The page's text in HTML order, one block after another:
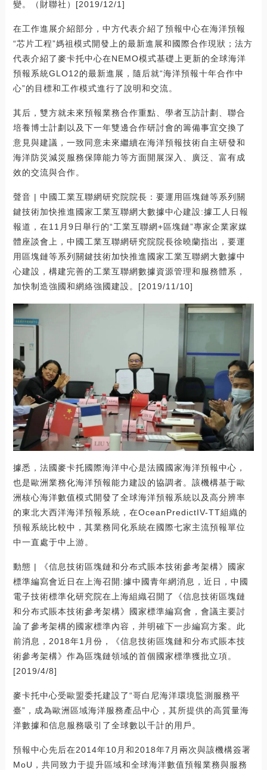
變。（財聯社）[2019/12/1]
在工作進展介紹部分，中方代表介紹了預報中心在海洋預報
“芯片工程”媽祖模式開發上的最新進展和國際合作現狀；法方
代表介紹了麥卡托中心在NEMO模式基礎上更新的全球海洋
預報系統GLO12的最新進展，隨后就“海洋預報十年合作中
心”的目標和工作模式進行了說明和交流。
其后，雙方就未來預報業務合作重點、學者互訪計劃、聯合
培養博士計劃以及下一年雙邊合作研討會的籌備事宜交換了
意見與建議，一致同意未來繼續在海洋預報技術自主研發和
海洋防災減災服務保障能力等方面開展深入、廣泛、富有成
效的交流與合作。
聲音 | 中國工業互聯網研究院院長：要運用區塊鏈等系列關
鍵技術加快推進國家工業互聯網大數據中心建設:據工人日報
報道，在11月9日舉行的“工業互聯網+區塊鏈”專家企業家媒
體座談會上，中國工業互聯網研究院院長徐曉蘭指出，要運
用區塊鏈等系列關鍵技術加快推進國家工業互聯網大數據中
心建設，構建完善的工業互聯網數據資源管理和服務體系，
加快制造強國和網絡強國建設。[2019/11/10]
據悉，法國麥卡托國際海洋中心是法國國家海洋預報中心，
也是歐洲業務化海洋預報能力建設的協調者。該機構基于歐
洲核心海洋數值模式開發了全球海洋預報系統以及高分辨率
的東北大西洋海洋預報系統，在OceanPredictIV-TT組織的
預報系統比較中，其業務同化系統在國際七家主流預報單位
中一直處于中上游。
動態 | 《信息技術區塊鏈和分布式賬本技術參考架構》國家
標準編寫會近日在上海召開:據中國青年網消息，近日，中國
電子技術標準化研究院在上海組織召開了《信息技術區塊鏈
和分布式賬本技術參考架構》國家標準編寫會，會議主要討
論了參考架構的國家標準內容，并明確下一步編寫方案。此
前消息，2018年1月份，《信息技術區塊鏈和分布式賬本技
術參考架構》作為區塊鏈領域的首個國家標準獲批立項。
[2019/4/8]
麥卡托中心受歐盟委托建設了“哥白尼海洋環境監測服務平
臺”，成為歐洲區域海洋服務產品中心，其所提供的高質量海
洋數據和信息服務吸引了全球數以千計的用戶。
預報中心先后在2014年10月和2018年7月兩次與該機構簽署
MoU，共同致力于提升區域和全球海洋數值預報業務與服務